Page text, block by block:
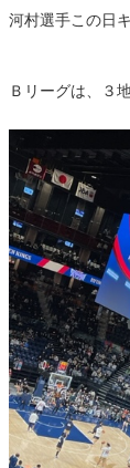
河村選手この日
Ｂリーグは、３